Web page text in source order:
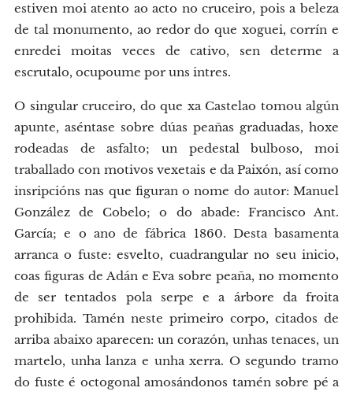
estiven moi atento ao acto no cruceiro, pois a beleza
de tal monumento, ao redor do que xoguei, corrín e
enredei moitas veces de cativo, sen determe a
escrutalo, ocupoume por uns intres.
O singular cruceiro, do que xa Castelao tomou algún
apunte, aséntase sobre dúas peañas graduadas, hoxe
rodeadas de asfalto; un pedestal bulboso, moi
traballado con motivos vexetais e da Paixón, así como
insripcións nas que figuran o nome do autor: Manuel
González de Cobelo; o do abade: Francisco Ant.
García; e o ano de fábrica 1860. Desta basamenta
arranca o fuste: esvelto, cuadrangular no seu inicio,
coas figuras de Adán e Eva sobre peaña, no momento
de ser tentados pola serpe e a árbore da froita
prohibida. Tamén neste primeiro corpo, citados de
arriba abaixo aparecen: un corazón, unhas tenaces, un
martelo, unha lanza e unha xerra. O segundo tramo
do fuste é octogonal amosándonos tamén sobre pé a